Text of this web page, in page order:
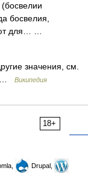
босвелия,
для… …
значения, см.
…
Википедия
18+
Drupal,